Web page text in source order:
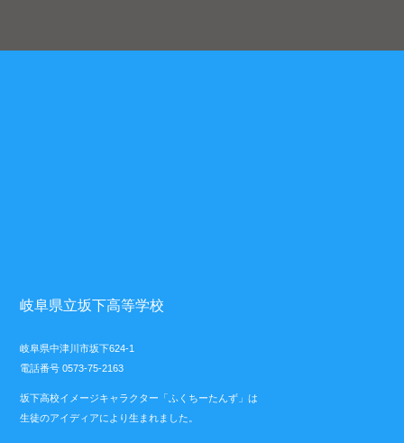
岐阜県立坂下高等学校
岐阜県中津川市坂下624-1
電話番号 0573-75-2163
坂下高校イメージキャラクター「ふくちーたんず」は
生徒のアイディアにより生まれました。